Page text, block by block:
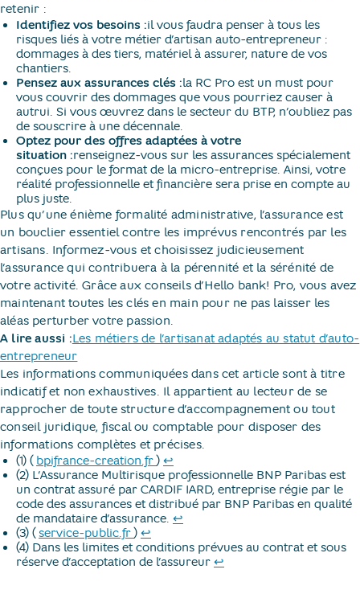
retenir :
Identifiez vos besoins :il vous faudra penser à tous les
risques liés à votre métier d’artisan auto-entrepreneur :
dommages à des tiers, matériel à assurer, nature de vos
chantiers.
Pensez aux assurances clés :la RC Pro est un must pour
vous couvrir des dommages que vous pourriez causer à
autrui. Si vous œuvrez dans le secteur du BTP, n’oubliez pas
de souscrire à une décennale.
Optez pour des offres adaptées à votre
situation :renseignez-vous sur les assurances spécialement
conçues pour le format de la micro-entreprise. Ainsi, votre
réalité professionnelle et financière sera prise en compte au
plus juste.
Plus qu’une énième formalité administrative, l’assurance est
un bouclier essentiel contre les imprévus rencontrés par les
artisans. Informez-vous et choisissez judicieusement
l’assurance qui contribuera à la pérennité et la sérénité de
votre activité. Grâce aux conseils d’Hello bank! Pro, vous avez
maintenant toutes les clés en main pour ne pas laisser les
aléas perturber votre passion.
A lire aussi :Les métiers de l’artisanat adaptés au statut d’auto-
entrepreneur
Les informations communiquées dans cet article sont à titre
indicatif et non exhaustives. Il appartient au lecteur de se
rapprocher de toute structure d’accompagnement ou tout
conseil juridique, fiscal ou comptable pour disposer des
informations complètes et précises.
(1) (​ bpifrance-creation.frnouvel onglet
​) ↩
(2) L’Assurance Multirisque professionnelle BNP Paribas est
un contrat assuré par CARDIF IARD, entreprise régie par le
code des assurances et distribué par BNP Paribas en qualité
de mandataire d’assurance. ↩
(3) (​service-public.frnouvel onglet
​) ↩
(4) Dans les limites et conditions prévues au contrat et sous
réserve d’acceptation de l’assureur ↩